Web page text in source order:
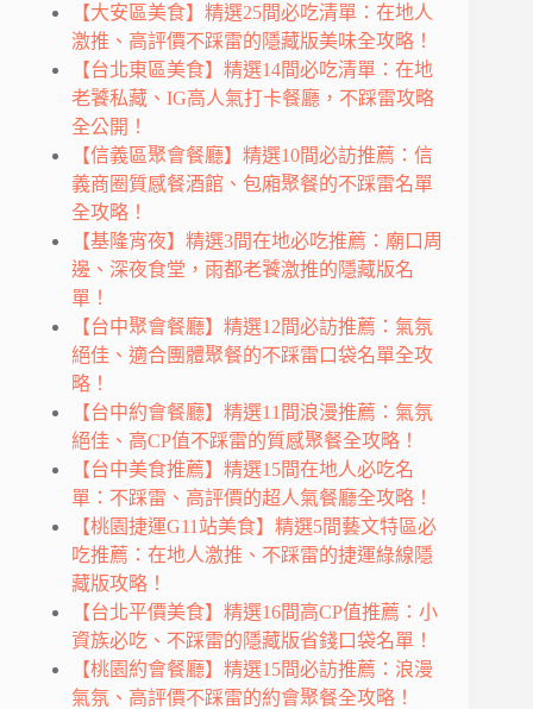
【大安區美食】精選25間必吃清單：在地人
激推、高評價不踩雷的隱藏版美味全攻略！
【台北東區美食】精選14間必吃清單：在地
老饕私藏、IG高人氣打卡餐廳，不踩雷攻略
全公開！
【信義區聚會餐廳】精選10間必訪推薦：信
義商圈質感餐酒館、包廂聚餐的不踩雷名單
全攻略！
【基隆宵夜】精選3間在地必吃推薦：廟口周
邊、深夜食堂，雨都老饕激推的隱藏版名
單！
【台中聚會餐廳】精選12間必訪推薦：氣氛
絕佳、適合團體聚餐的不踩雷口袋名單全攻
略！
【台中約會餐廳】精選11間浪漫推薦：氣氛
絕佳、高CP值不踩雷的質感聚餐全攻略！
【台中美食推薦】精選15間在地人必吃名
單：不踩雷、高評價的超人氣餐廳全攻略！
【桃園捷運G11站美食】精選5間藝文特區必
吃推薦：在地人激推、不踩雷的捷運綠線隱
藏版攻略！
【台北平價美食】精選16間高CP值推薦：小
資族必吃、不踩雷的隱藏版省錢口袋名單！
【桃園約會餐廳】精選15間必訪推薦：浪漫
氣氛、高評價不踩雷的約會聚餐全攻略！